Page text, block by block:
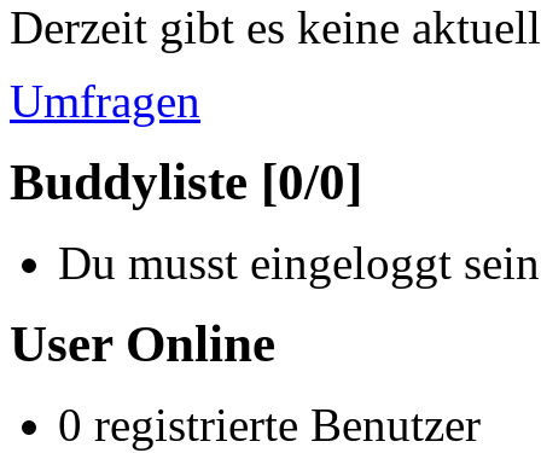
Derzeit gibt es keine
Umfragen
Buddyliste [0/0]
Du musst eingeloggt
User Online
0 registrierte Benutzer